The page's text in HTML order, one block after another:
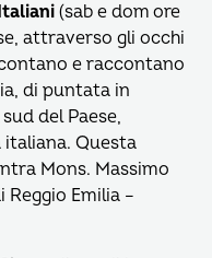
(sab e dom ore
attraverso gli occhi
e raccontano
di puntata in
del Paese,
Questa
Mons. Massimo
Reggio Emilia –